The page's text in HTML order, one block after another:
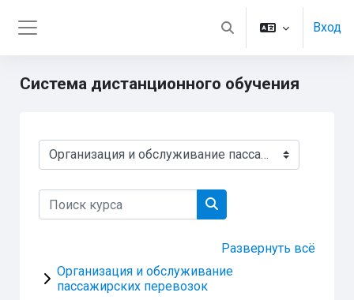
Изменить данные
Вход
Система дистанционного обучения
Категории курсов
Поиск курса
Поиск курса
Развернуть всё
Организация и обслуживание
пассажирских перевозок